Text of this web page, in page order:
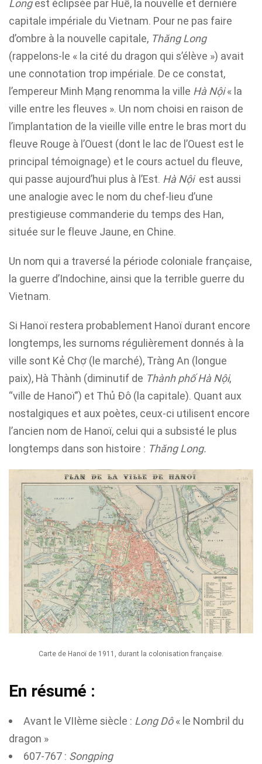
Longest éclipsée par Huế, la nouvelle et dernière
capitale impériale du Vietnam. Pour ne pas faire
d’ombre à la nouvelle capitale, Thăng Long
(rappelons-le « la cité du dragon qui s’élève ») avait
une connotation trop impériale. De ce constat,
l’empereur Minh Mạng renomma la ville Hà Nội« la
ville entre les fleuves ». Un nom choisi en raison de
l’implantation de la vieille ville entre le bras mort du
fleuve Rouge à l’Ouest (dont le lac de l’Ouest est le
principal témoignage) et le cours actuel du fleuve,
qui passe aujourd’hui plus à l’Est. Hà Nộiest aussi
une analogie avec le nom du chef-lieu d’une
prestigieuse commanderie du temps des Han,
située sur le fleuve Jaune, en Chine.
Un nom qui a traversé la période coloniale française,
la guerre d’Indochine, ainsi que la terrible guerre du
Vietnam.
Si Hanoï restera probablement Hanoï durant encore
longtemps, les surnoms régulièrement donnés à la
ville sont Kẻ Chợ (le marché), Tràng An (longue
paix), Hà Thành (diminutif de Thành phố Hà Nội,
“ville de Hanoï”) et Thủ Đô (la capitale). Quant aux
nostalgiques et aux poètes, ceux-ci utilisent encore
l’ancien nom de Hanoï, celui qui a subsisté le plus
longtemps dans son histoire : Thăng Long.
Carte de Hanoï de 1911, durant la colonisation française.
En résumé :
Avant le VIIème siècle : Long Dô« le Nombril du
dragon »
607-767 : Songping